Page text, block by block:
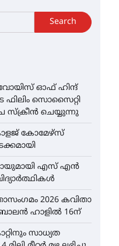
Search
വോയിസ് ഓഫ് ഹിന്ദ്
ഫിലിം സൊസൈറ്റി
സ്‌ക്രീൻ ചെയ്യുന്നു
കോമേഴ്‌സ്
എസ് എൻ
2026 കവിതാ
ബാലൻ ഹാളിൽ 16ന്
സാധ്യത